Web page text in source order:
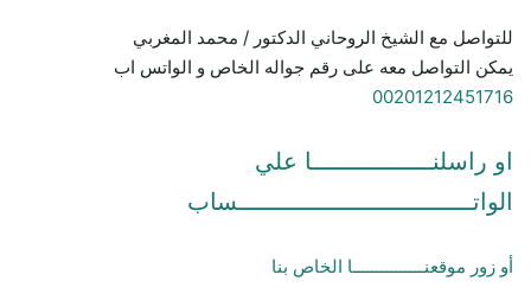
للتواصل مع الشيخ الروحاني الدكتور / محمد المغربي
يمكن التواصل معه على رقم جواله الخاص و الواتس اب
00201212451716
او راسلنـــــــــــــــــا علي
الواتـــــــــــــــــــــــــــــــــساب
أو زور موقعنـــــــــــــــا الخاص بنا